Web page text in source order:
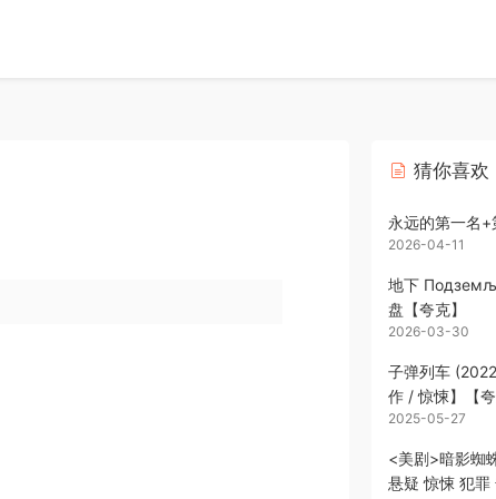
猜你喜欢
永远的第一名+
2026-04-11
地下
盘【夸克】
2026-03-30
子弹列车
作 / 惊悚】【夸
2025-05-27
<美剧>暗影蜘
悬疑 惊悚 犯罪